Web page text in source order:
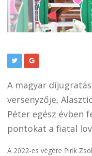
A magyar
versenyzője,
Péter egész évben
pontokat a fiatal
A 2022-es végére Pirik